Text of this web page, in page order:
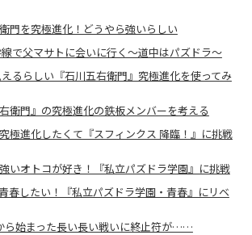
門を究極進化！どうやら強いらしい
で父マサトに会いに行く〜道中はパズドラ〜
るらしい『石川五右衛門』究極進化を使ってみ
衛門』の究極進化の鉄板メンバーを考える
極進化したくて『スフィンクス 降臨！』に挑戦
いオトコが好き！『私立パズドラ学園』に挑戦
春したい！『私立パズドラ学園・青春』にリベ
ら始まった長い長い戦いに終止符が……